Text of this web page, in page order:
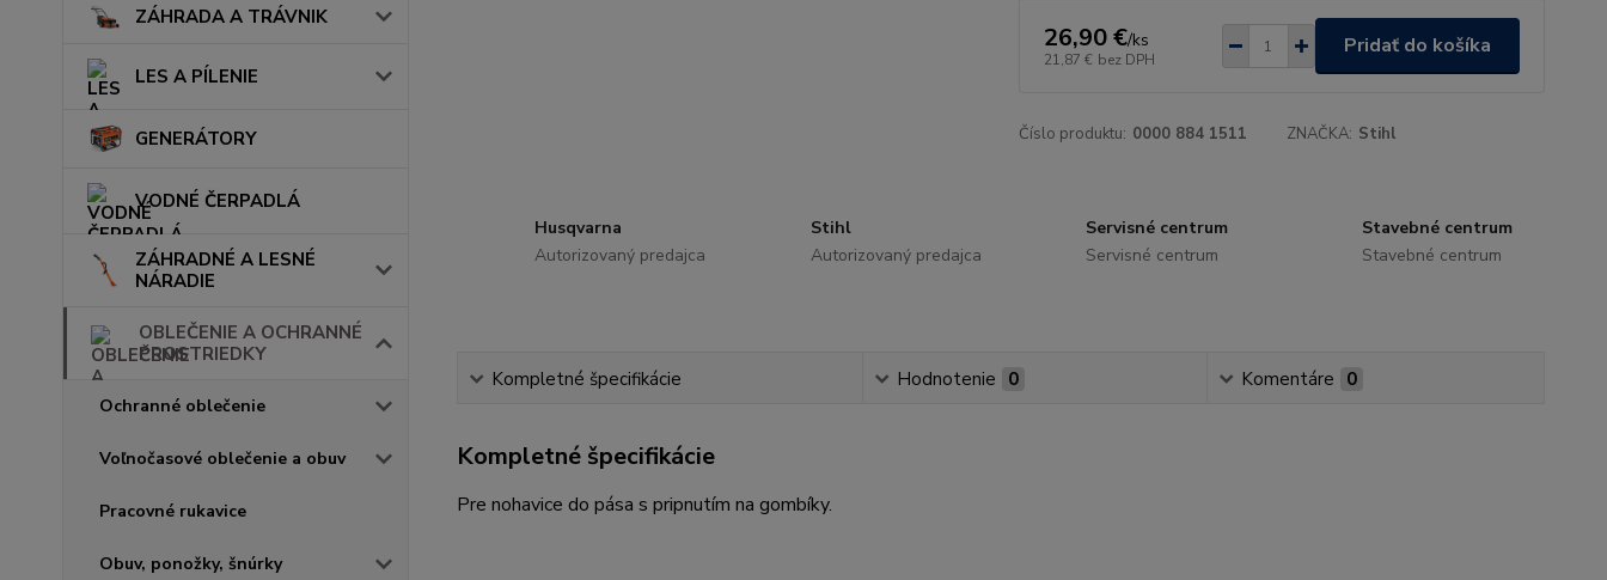
ZÁHRADA A TRÁVNIK
LES A PÍLENIE
GENERÁTORY
VODNÉ ČERPADLÁ
ZÁHRADNÉ A LESNÉ
NÁRADIE
OBLEČENIE A OCHRANNÉ
PROSTRIEDKY
Ochranné oblečenie
Voľnočasové oblečenie a obuv
Pracovné rukavice
Obuv, ponožky, šnúrky
26,90 €/ks
21,87 € bez DPH
Pridať do košíka
Číslo produktu: 0000 884 1511 ZNAČKA: Stihl
Husqvarna
Autorizovaný predajca
Stihl
Autorizovaný predajca
Servisné centrum
Servisné centrum
Stavebné centrum
Stavebné centrum
Kompletné špecifikácie Hodnotenie 0 Komentáre 0
Kompletné špecifikácie
Pre nohavice do pása s pripnutím na gombíky.